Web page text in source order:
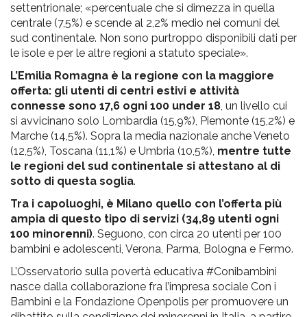
settentrionale; «percentuale che si dimezza in quella
centrale (7,5%) e scende al 2,2% medio nei comuni del
sud continentale. Non sono purtroppo disponibili dati per
le isole e per le altre regioni a statuto speciale».
L’Emilia Romagna è la regione con la maggiore
offerta: gli utenti di centri estivi e attività
connesse sono 17,6 ogni 100 under 18 , un livello cui
si avvicinano solo Lombardia (15,9%), Piemonte (15,2%) e
Marche (14,5%). Sopra la media nazionale anche Veneto
(12,5%), Toscana (11,1%) e Umbria (10,5%), mentre tutte
le regioni del sud continentale si attestano al di
sotto di questa soglia.
Tra i capoluoghi, è Milano quello con l’offerta più
ampia di questo tipo di servizi (34,89 utenti ogni
100 minorenni). Seguono, con circa 20 utenti per 100
bambini e adolescenti, Verona, Parma, Bologna e Fermo.
L’Osservatorio sulla povertà educativa #Conibambini
nasce dalla collaborazione fra l’impresa sociale Con i
Bambini e la Fondazione Openpolis per promuovere un